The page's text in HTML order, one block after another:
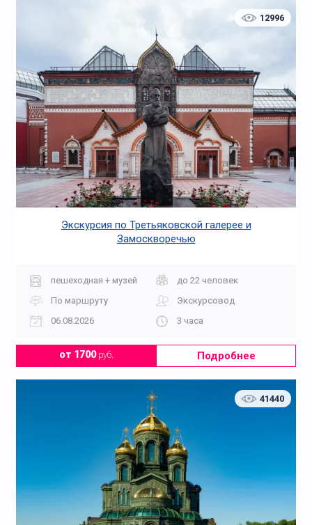
12996
Экскурсия по Третьяковской галерее и
Замоскворечью
пешеходная + музей
до 22 человек
По маршруту
Экскурсовод
06.08.2026
3 часа
от 1700руб. Подробнее
41440